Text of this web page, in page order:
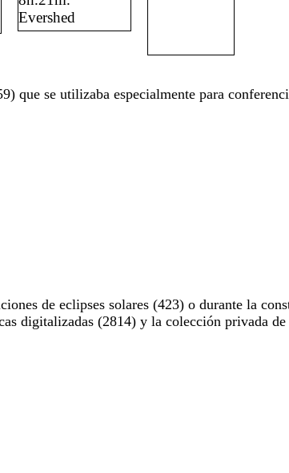
que se utilizaba especialmente para
de eclipses solares (423) o durante la
digitalizadas (2814) y la colección privada